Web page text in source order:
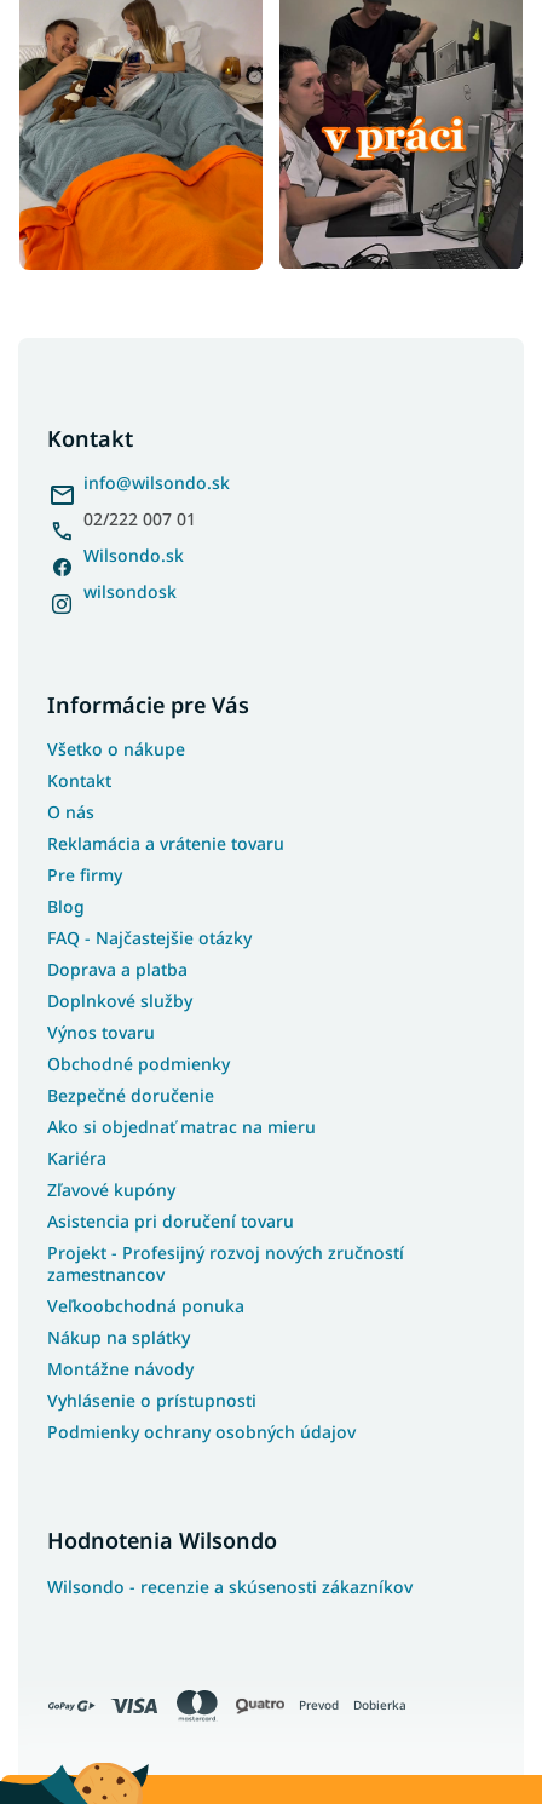
Kontakt
info@wilsondo.sk
02/222 007 01
Wilsondo.sk
wilsondosk
Informácie pre Vás
Všetko o nákupe
Kontakt
O nás
Reklamácia a vrátenie tovaru
Pre firmy
Blog
FAQ - Najčastejšie otázky
Doprava a platba
Doplnkové služby
Výnos tovaru
Obchodné podmienky
Bezpečné doručenie
Ako si objednať matrac na mieru
Kariéra
Zľavové kupóny
Asistencia pri doručení tovaru
Projekt - Profesijný rozvoj nových zručností
zamestnancov
Veľkoobchodná ponuka
Nákup na splátky
Montážne návody
Vyhlásenie o prístupnosti
Podmienky ochrany osobných údajov
Hodnotenia Wilsondo
Wilsondo - recenzie a skúsenosti zákazníkov
Prevod Dobierka